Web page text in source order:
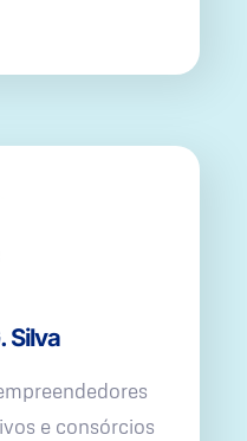
Silva
e consórcios